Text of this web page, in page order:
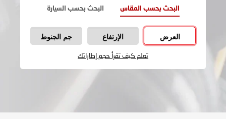
البحث بحسب المقاس البحث بحسب السيارة
العرض الإرتفاع جم الجنوط
تعلم كيف تقرأ حجم إطاراتك